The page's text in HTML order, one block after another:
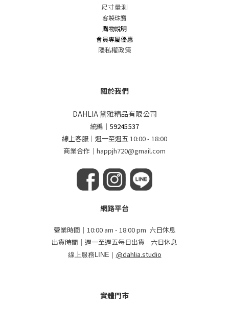
尺寸量測
客製珠寶
購物說明
會員專屬優惠
隱私權政策
關於我們
DAHLIA 黛雅精品有限公司
統編 ｜59245537
線上客服｜週一至週五 10:00 - 18:00
商業合作｜happjh720@gmail.com
網路平台
營業時間｜10:00 am - 18:00 pm 六日休息
出貨時間｜週一至週五每日出貨 六日休息
線上服務LINE｜ @dahlia.studio
實體門市